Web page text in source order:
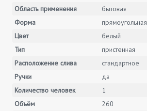
Область применения
бытовая
Форма
прямоугольная
Цвет
белый
Тип
пристенная
Расположение слива
стандартное
Ручки
да
Количество человек
1
Объём
260